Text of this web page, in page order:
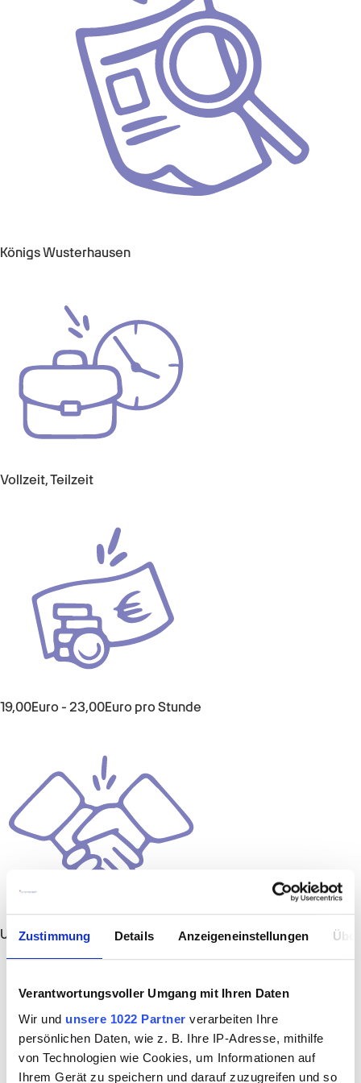
Zustimmung Details Anzeigeneinstellungen
Verantwortungsvoller Umgang mit Ihren Daten
Wir und unsere 1022 Partner verarbeiten Ihre
persönlichen Daten, wie z. B. Ihre IP-Adresse, mithilfe
von Technologien wie Cookies, um Informationen auf
Ihrem Gerät zu speichern und darauf zuzugreifen und so
Königs Wusterhausen
Vollzeit, Teilzeit
19,00Euro - 23,00Euro pro Stunde
Unbefristet